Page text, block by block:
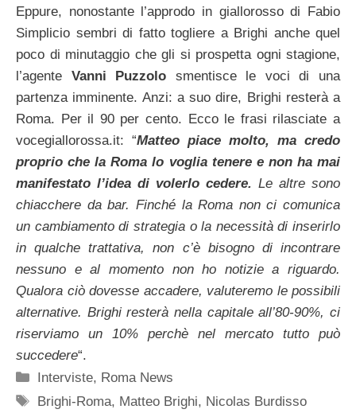
Eppure, nonostante l’approdo in giallorosso di Fabio
Simplicio sembri di fatto togliere a Brighi anche quel
poco di minutaggio che gli si prospetta ogni stagione,
l’agente Vanni Puzzolo smentisce le voci di una
partenza imminente. Anzi: a suo dire, Brighi resterà a
Roma. Per il 90 per cento. Ecco le frasi rilasciate a
vocegiallorossa.it: “Matteo piace molto, ma credo
proprio che la Roma lo voglia tenere e non ha mai
manifestato l’idea di volerlo cedere. Le altre sono
chiacchere da bar. Finché la Roma non ci comunica
un cambiamento di strategia o la necessità di inserirlo
in qualche trattativa, non c’è bisogno di incontrare
nessuno e al momento non ho notizie a riguardo.
Qualora ciò dovesse accadere, valuteremo le possibili
alternative. Brighi resterà nella capitale all’80-90%, ci
riserviamo un 10% perchè nel mercato tutto può
succedere“.
Categorie
Interviste, Roma News
Tag
Brighi-Roma, Matteo Brighi, Nicolas Burdisso